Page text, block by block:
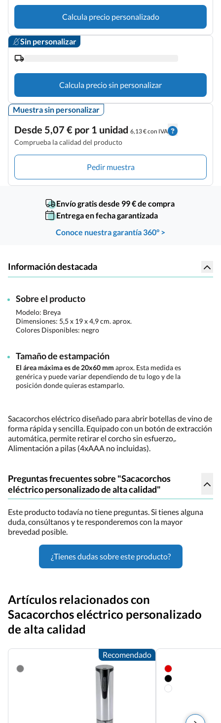
Calcula precio personalizado
Sin personalizar
Calcula precio sin personalizar
Muestra sin personalizar
Desde 5,07 € por 1 unidad 6,13 € con IVA
Comprueba la calidad del producto
Pedir muestra
Envío gratis desde 99 € de compra
Entrega en fecha garantizada
Conoce nuestra garantía 360° >
Información destacada
Sobre el producto
Modelo: Breya
Dimensiones: 5,5 x 19 x 4,9 cm. aprox.
Colores Disponibles: negro
Tamaño de estampación
El área máxima es de 20x60 mm aprox. Esta medida es
genérica y puede variar dependiendo de tu logo y de la
posición donde quieras estamparlo.
Sacacorchos eléctrico diseñado para abrir botellas de vino de
forma rápida y sencilla. Equipado con un botón de extracción
automática, permite retirar el corcho sin esfuerzo,.
Alimentación a pilas (4xAAA no incluidas).
Preguntas frecuentes sobre "Sacacorchos
eléctrico personalizado de alta calidad"
Este producto todavía no tiene preguntas. Si tienes alguna
duda, consúltanos y te responderemos con la mayor
brevedad posible.
¿Tienes dudas sobre este producto?
Artículos relacionados con
Sacacorchos eléctrico personalizado
de alta calidad
Recomendado